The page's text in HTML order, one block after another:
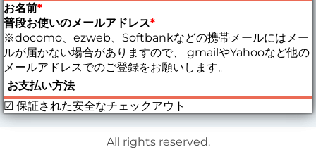
お名前*
普段お使いのメールアドレス*
※docomo、ezweb、Softbankなどの携帯メールにはメー
ルが届かない場合がありますので、 gmailやYahooなど他の
メールアドレスでのご登録をお願いします。
お支払い方法
☑ 保証された安全なチェックアウト
All rights reserved.